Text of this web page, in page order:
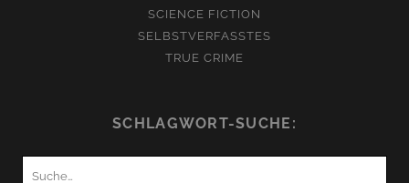
SCIENCE FICTION
SELBSTVERFASSTES
TRUE CRIME
SCHLAGWORT-SUCHE: